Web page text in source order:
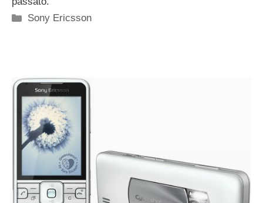
Categorie
Sony Ericsson